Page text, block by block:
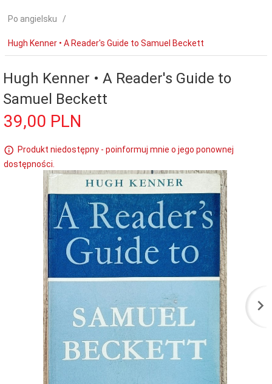
Po angielsku
Hugh Kenner • A Reader's Guide to Samuel Beckett
Hugh Kenner • A Reader's Guide to
Samuel Beckett
39,00 PLN
Produkt niedostępny - poinformuj mnie o jego ponownej
dostępności.